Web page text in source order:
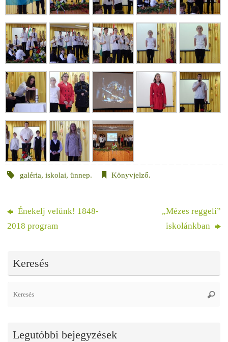
galéria,iskolai,ünnep. Könyvjelző.
Énekelj velünk! 1848-
2018 program
„Mézes reggeli”
iskolánkban
Keresés
Legutóbbi bejegyzések